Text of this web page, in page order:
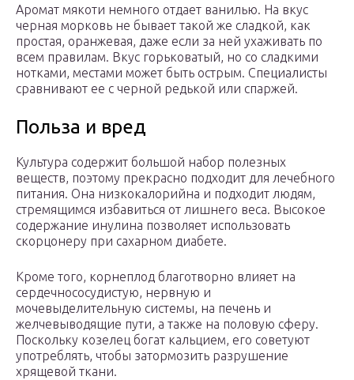
Аромат мякоти немного отдает ванилью. На вкус
черная морковь не бывает такой же сладкой, как
простая, оранжевая, даже если за ней ухаживать по
всем правилам. Вкус горьковатый, но со сладкими
нотками, местами может быть острым. Специалисты
сравнивают ее с черной редькой или спаржей.
Польза и вред
Культура содержит большой набор полезных
веществ, поэтому прекрасно подходит для лечебного
питания. Она низкокалорийна и подходит людям,
стремящимся избавиться от лишнего веса. Высокое
содержание инулина позволяет использовать
скорцонеру при сахарном диабете.
Кроме того, корнеплод благотворно влияет на
сердечнососудистую, нервную и
мочевыделительную системы, на печень и
желчевыводящие пути, а также на половую сферу.
Поскольку козелец богат кальцием, его советуют
употреблять, чтобы затормозить разрушение
хрящевой ткани.